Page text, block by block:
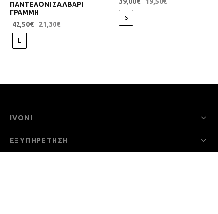
ΠΑΝΤΕΛΟΝΙ ΣΑΛΒΑΡΙ
ΓΡΑΜΜΗ
42,50€ 21,30€
L
S
IVONI
ΕΞΥΠΗΡΕΤΗΣΗ